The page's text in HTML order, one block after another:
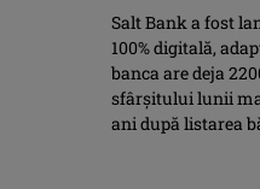
Salt Bank a fost
100% digitală,
banca are deja
sfârșitului lunii
ani după listarea